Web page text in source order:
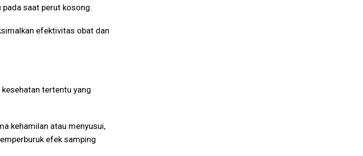
pada saat perut kosong.
efektivitas obat dan
tertentu yang
kehamilan atau menyusui,
efek samping